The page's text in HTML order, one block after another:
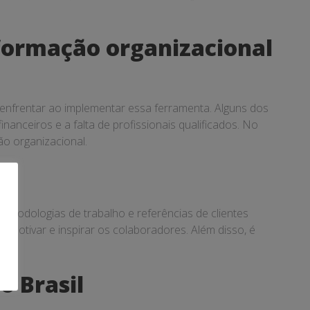
organizacional
ao implementar essa ferramenta. Alguns dos
e a falta de profissionais qualificados. No
organizacional.
de trabalho e referências de clientes
motivar e inspirar os colaboradores. Além disso, é
Brasil